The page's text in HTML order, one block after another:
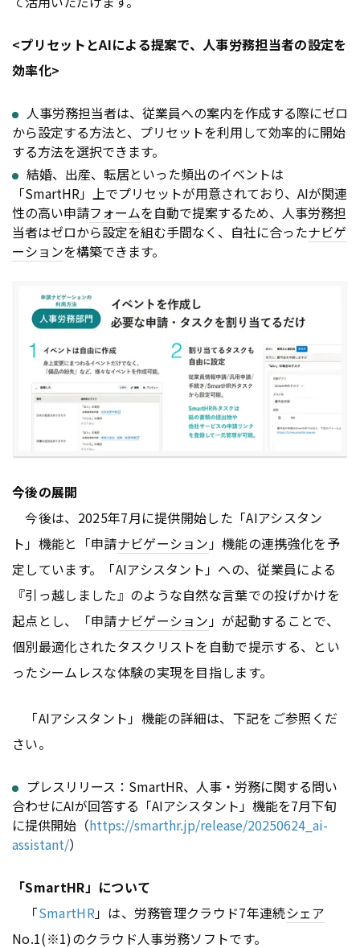
<プリセットとAIによる提案で、人事労務担当者の設定を
効率化>
人事労務担当者は、従業員への案内を作成する際にゼロ
から設定する方法と、プリセットを利用して効率的に開始
する方法を選択できます。
結婚、出産、転居といった頻出のイベントは
「SmartHR」上でプリセットが用意されており、AIが関連
性の高い申請フォームを自動で提案するため、人事労務担
当者はゼロから設定を組む手間なく、自社に合ったナビゲ
ーションを構築できます。
今後の展開
今後は、2025年7月に提供開始した「AIアシスタン
ト」機能と「申請ナビゲーション」機能の連携強化を予
定しています。「AIアシスタント」への、従業員による
『引っ越しました』のような自然な言葉での投げかけを
起点とし、「申請ナビゲーション」が起動することで、
個別最適化されたタスクリストを自動で提示する、とい
ったシームレスな体験の実現を目指します。
「AIアシスタント」機能の詳細は、下記をご参照くだ
さい。
プレスリリース：SmartHR、人事・労務に関する問い
合わせにAIが回答する「AIアシスタント」機能を7月下旬
に提供開始（https://smarthr.jp/release/20250624_ai-
assistant/）
「SmartHR」について
「SmartHR 」は、労務管理クラウド7年連続シェア
No.1(※1)のクラウド人事労務ソフトです。